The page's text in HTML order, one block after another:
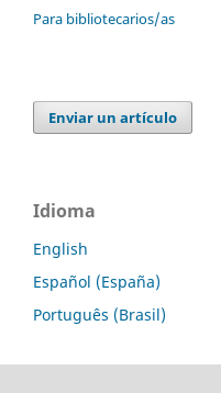
Para bibliotecarios/as
Enviar un artículo
Idioma
English
Español (España)
Português (Brasil)